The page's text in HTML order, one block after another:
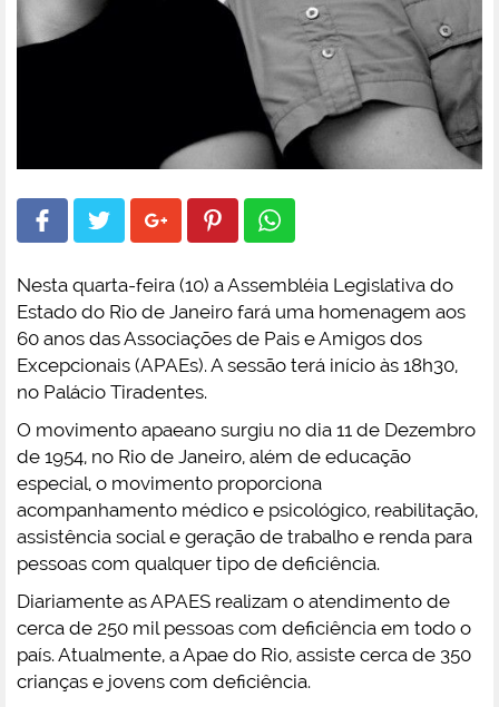
Nesta quarta-feira (10) a Assembléia Legislativa do
Estado do Rio de Janeiro fará uma homenagem aos
60 anos das Associações de Pais e Amigos dos
Excepcionais (APAEs). A sessão terá início às 18h30,
no Palácio Tiradentes.
O movimento apaeano surgiu no dia 11 de Dezembro
de 1954, no Rio de Janeiro, além de educação
especial, o movimento proporciona
acompanhamento médico e psicológico, reabilitação,
assistência social e geração de trabalho e renda para
pessoas com qualquer tipo de deficiência.
Diariamente as APAES realizam o atendimento de
cerca de 250 mil pessoas com deficiência em todo o
país. Atualmente, a Apae do Rio, assiste cerca de 350
crianças e jovens com deficiência.